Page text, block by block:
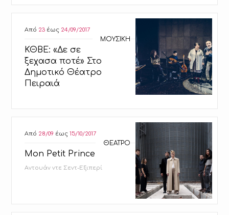
Από 23 έως 24/09/2017
ΜΟΥΣΙΚΗ
ΚΘΒΕ: «Δε σε
ξεχασα ποτέ» Στο
Δημοτικό Θέατρο
Πειραιά
Από 28/09 έως15/10/2017
ΘΕΑΤΡΟ
Mon Petit Prince
Αντουάν ντε Σεντ-Εξιπερί